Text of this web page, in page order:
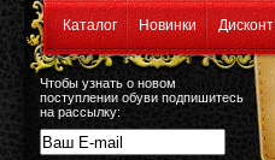
Каталог Новинки Дисконт
Чтобы узнать о новом
поступлении обуви подпишитесь
на рассылку: